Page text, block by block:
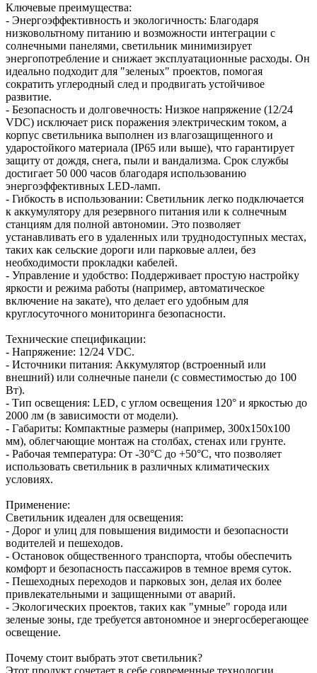
Ключевые преимущества:
- Энергоэффективность и экологичность: Благодаря
низковольтному питанию и возможности интеграции с
солнечными панелями, светильник минимизирует
энергопотребление и снижает эксплуатационные расходы. Он
идеально подходит для "зеленых" проектов, помогая
сократить углеродный след и продвигать устойчивое
развитие.
- Безопасность и долговечность: Низкое напряжение (12/24
VDC) исключает риск поражения электрическим током, а
корпус светильника выполнен из влагозащищенного и
ударостойкого материала (IP65 или выше), что гарантирует
защиту от дождя, снега, пыли и вандализма. Срок службы
достигает 50 000 часов благодаря использованию
энергоэффективных LED-ламп.
- Гибкость в использовании: Светильник легко подключается
к аккумулятору для резервного питания или к солнечным
станциям для полной автономии. Это позволяет
устанавливать его в удаленных или труднодоступных местах,
таких как сельские дороги или парковые аллеи, без
необходимости прокладки кабелей.
- Управление и удобство: Поддерживает простую настройку
яркости и режима работы (например, автоматическое
включение на закате), что делает его удобным для
круглосуточного мониторинга безопасности.
Технические спецификации:
- Напряжение: 12/24 VDC.
- Источники питания: Аккумулятор (встроенный или
внешний) или солнечные панели (с совместимостью до 100
Вт).
- Тип освещения: LED, с углом освещения 120° и яркостью до
2000 лм (в зависимости от модели).
- Габариты: Компактные размеры (например, 300x150x100
мм), облегчающие монтаж на столбах, стенах или грунте.
- Рабочая температура: От -30°C до +50°C, что позволяет
использовать светильник в различных климатических
условиях.
Применение:
Светильник идеален для освещения:
- Дорог и улиц для повышения видимости и безопасности
водителей и пешеходов.
- Остановок общественного транспорта, чтобы обеспечить
комфорт и безопасность пассажиров в темное время суток.
- Пешеходных переходов и парковых зон, делая их более
привлекательными и защищенными от аварий.
- Экологических проектов, таких как "умные" города или
зеленые зоны, где требуется автономное и энергосберегающее
освещение.
Почему стоит выбрать этот светильник?
Этот продукт сочетает в себе современные технологии,